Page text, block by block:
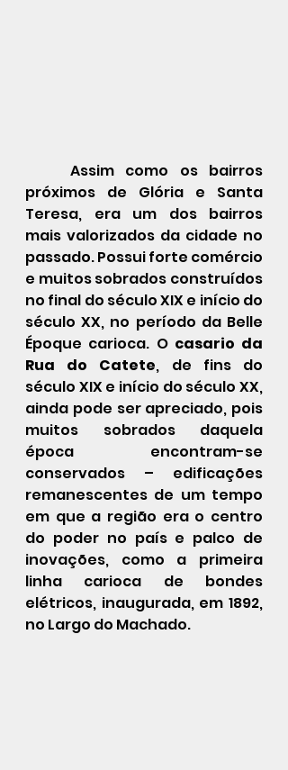
Assim como os bairros
próximos de Glória e Santa
Teresa, era um dos bairros
mais valorizados da cidade no
passado. Possui forte comércio
e muitos sobrados construídos
no final do século XIX
século XX, no período da Belle
Époque carioca. O casario da
Rua do Catete, de fins do
século XIX e início do século XX,
ainda pode ser apreciado, pois
muitos sobrados daquela
época encontram-se
conservados – edificações
remanescentes de um tempo
em que a região era o centro
do poder no país e palco de
inovações, como a primeira
linha carioca de bondes
elétricos, inaugurada, em 1892,
no Largo do Machado.